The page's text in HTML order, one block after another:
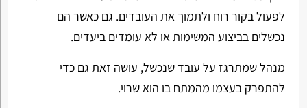
לפעול בקור רוח ולתמוך את העובדים. גם כאשר הם
נכשלים בביצוע המשימות או לא עומדים ביעדים.
מנהל שמתרגז על עובד שנכשל, עושה זאת גם כדי
להתפרק בעצמו מהמתח בו הוא שרוי.